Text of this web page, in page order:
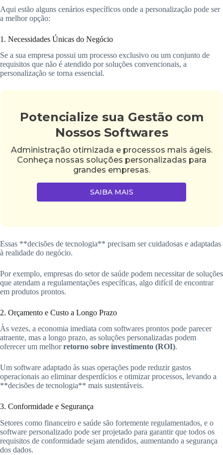
Aqui estão alguns cenários específicos onde a personalização pode ser
a melhor opção:
1. Necessidades Únicas do Negócio
Se a sua empresa possui um processo exclusivo ou um conjunto de
requisitos que não é atendido por soluções convencionais, a
personalização se torna essencial.
Potencialize sua Gestão com
Nossos Softwares
Administração otimizada e processos mais ágeis.
Conheça nossas soluções personalizadas para
grandes empresas.
SAIBA MAIS
Essas **decisões de tecnologia** precisam ser cuidadosas e adaptadas
à realidade do negócio.
Por exemplo, empresas do setor de saúde podem necessitar de soluções
que atendam a regulamentações específicas, algo difícil de encontrar
em produtos prontos.
2. Orçamento e Custo a Longo Prazo
Às vezes, a economia imediata com softwares prontos pode parecer
atraente, mas a longo prazo, as soluções personalizadas podem
oferecer um melhorretorno sobre investimento (ROI).
Um software adaptado às suas operações pode reduzir gastos
operacionais ao eliminar desperdícios e otimizar processos, levando a
**decisões de tecnologia** mais sustentáveis.
3. Conformidade e Segurança
Setores como financeiro e saúde são fortemente regulamentados, e o
software personalizado pode ser projetado para garantir que todos os
requisitos de conformidade sejam atendidos, aumentando a segurança
dos dados.